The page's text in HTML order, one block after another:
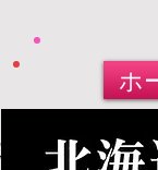
ホ
北海道パフ